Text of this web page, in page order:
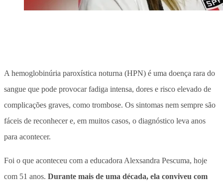
A hemoglobinúria paroxística noturna (HPN) é uma doença rara do
sangue que pode provocar fadiga intensa, dores e risco elevado de
complicações graves, como trombose. Os sintomas nem sempre são
fáceis de reconhecer e, em muitos casos, o diagnóstico leva anos
para acontecer.
Foi o que aconteceu com a educadora Alexsandra Pescuma, hoje
com 51 anos. Durante mais de uma década, ela conviveu com